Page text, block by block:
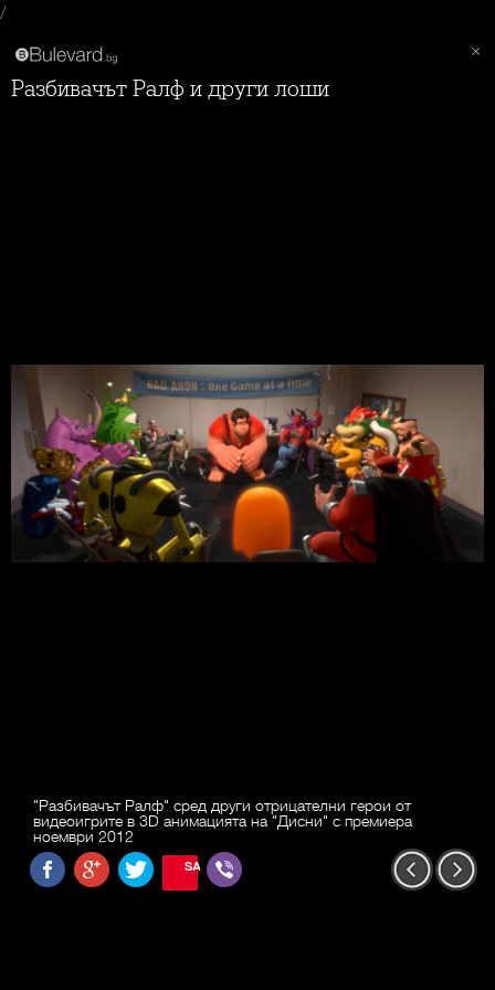
/
Разбивачът Ралф и други лоши
"Разбивачът Ралф" сред други отрицателни герои от
видеоигрите в 3D анимацията на "Дисни" с премиера
ноември 2012
SAVE